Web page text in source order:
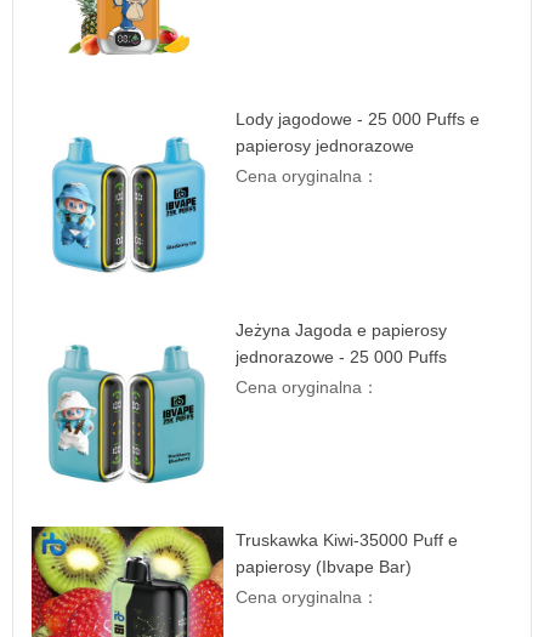
Lody jagodowe - 25 000 Puffs e
papierosy jednorazowe
Cena oryginalna：
Jeżyna Jagoda e papierosy
jednorazowe - 25 000 Puffs
Cena oryginalna：
Truskawka Kiwi-35000 Puff e
papierosy (Ibvape Bar)
Cena oryginalna：